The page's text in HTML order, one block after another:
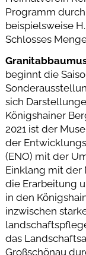
Programm
beispielsweise
Schlosses
beginnt die
sich
Königshainer
2021 ist der
der
(ENO) mit der
Einklang mit der
die Erarbeitung
in den
inzwischen
das
Großschönau